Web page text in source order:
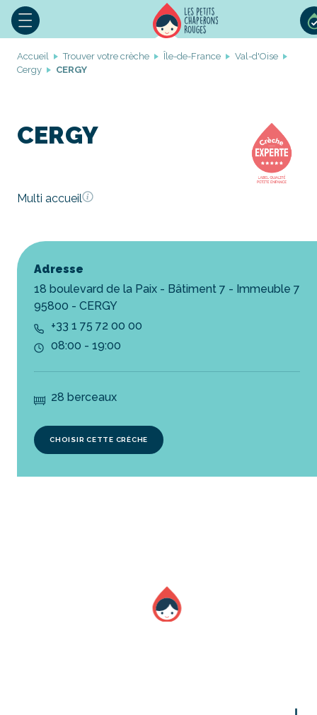
Accueil Trouver votre crèche Île-de-France
Val-d'Oise
Cergy
CERGY
CERGY
Multi accueil
Adresse
18 boulevard de la Paix - Bâtiment 7 - Immeuble 7
95800 - CERGY
+33 1 75 72 00 00
08:00 - 19:00
28 berceaux
CHOISIR CETTE CRÈCHE